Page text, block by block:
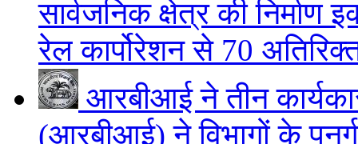
सार्वजनिक क्षेत्र की निर्माण
रेल कार्पोरेशन से 70
आरबीआई ने तीन
(आरबीआई) ने विभागों के